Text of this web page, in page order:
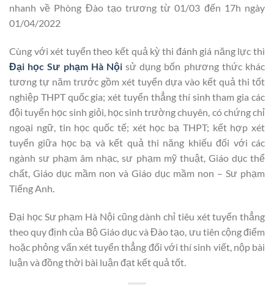
nhanh về Phòng Đào tạo trương từ 01/03 đến 17h ngày
01/04/2022
Cùng với xét tuyển theo kết quả kỳ thi đánh giá năng lực thì
Đại học Sư phạm Hà Nộisử dụng bốn phương thức khác
tương tự năm trước gồm xét tuyển dựa vào kết quả thi tốt
nghiệp THPT quốc gia; xét tuyển thẳng thí sinh tham gia các
đội tuyển học sinh giỏi, học sinh trường chuyên, có chứng chỉ
ngoại ngữ, tin học quốc tế; xét học bạ THPT; kết hợp xét
tuyển giữa học bạ và kết quả thi năng khiếu đối với các
ngành sư phạm âm nhạc, sư phạm mỹ thuật, Giáo dục thể
chất, Giáo dục mầm non và Giáo dục mầm non – Sư phạm
Tiếng Anh.
Đại học Sư phạm Hà Nội cũng dành chỉ tiêu xét tuyển thẳng
theo quy định của Bộ Giáo dục và Đào tạo, ưu tiên cộng điểm
hoặc phỏng vấn xét tuyển thẳng đối với thí sinh viết, nộp bài
luận và đồng thời bài luận đạt kết quả tốt.